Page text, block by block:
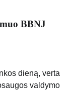
BBNJ
dieną, verta
valdymo